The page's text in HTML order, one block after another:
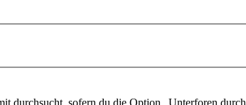
durchsucht, sofern du die Option „Unterforen